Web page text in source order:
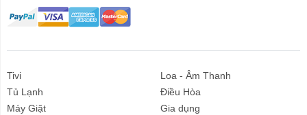
Tivi
Loa - Âm Thanh
Tủ Lạnh
Điều Hòa
Máy Giặt
Gia dụng